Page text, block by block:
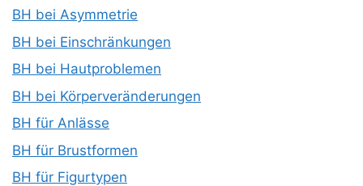
BH bei Asymmetrie
BH bei Einschränkungen
BH bei Hautproblemen
BH bei Körperveränderungen
BH für Anlässe
BH für Brustformen
BH für Figurtypen